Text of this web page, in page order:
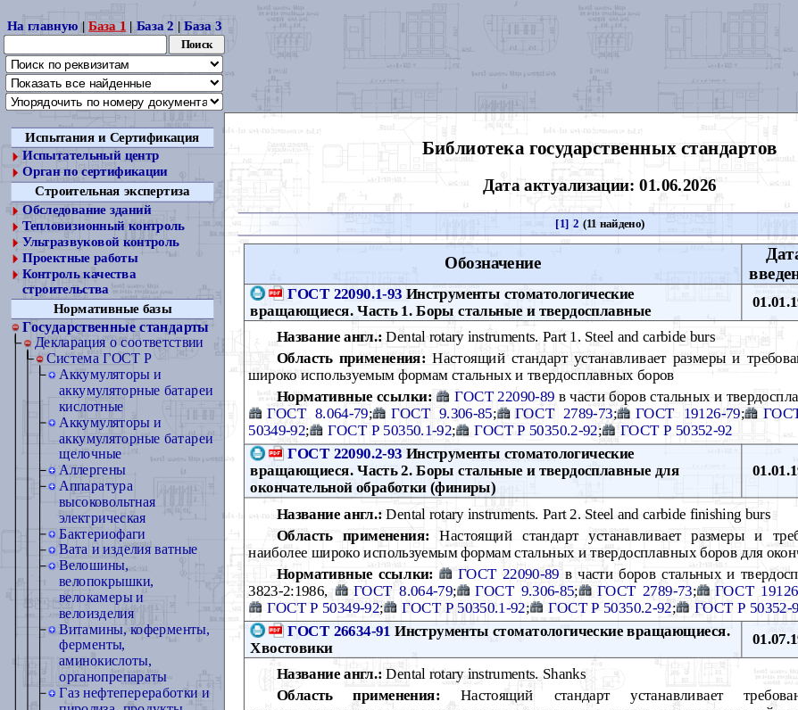
На главную |База 1 | База 2 |База 3
Испытания и Сертификация
Испытательный центр
Орган по сертификации
Строительная экспертиза
Обследование зданий
Тепловизионный контроль
Ультразвуковой контроль
Проектные работы
Контроль качества
строительства
Нормативные базы
Государственные стандарты
Декларация о соответствии
Cистема ГОСТ Р
Аккумуляторы и
аккумуляторные батареи
кислотные
Аккумуляторы и
аккумуляторные батареи
щелочные
Аллергены
Аппаратура
высоковольтная
электрическая
Бактериофаги
Вата и изделия ватные
Велошины,
велопокрышки,
велокамеры и
велоизделия
Витамины, коферменты,
ферменты,
аминокислоты,
органопрепараты
Газ нефтепереработки и
Библиотека государственных стандартов
Дата актуализации: 01.06.2026
[1] 2 (11 найдено)
Обозначение
ГОСТ 22090.1-93 Инструменты стоматологические
вращающиеся. Часть 1. Боры стальные и твердосплавные
Название англ.: Dental rotary instruments. Part 1. Steel and carbide burs
Область применения: Настоящий стандарт устанавливает размеры и
широко используемым формам стальных и твердосплавных боров
Нормативные ссылки:
ГОСТ 22090-89 в части боров стальных и
ГОСТ 8.064-79; ГОСТ 9.306-85; ГОСТ 2789-73; ГОСТ 19126-79;
50349-92; ГОСТ Р 50350.1-92; ГОСТ Р 50350.2-92;
ГОСТ Р 50352-92
ГОСТ 22090.2-93 Инструменты стоматологические
вращающиеся. Часть 2. Боры стальные и твердосплавные для
окончательной обработки (финиры)
Название англ.:Dental rotary instruments. Part 2. Steel and carbide finishing burs
Область применения: Настоящий стандарт устанавливает размеры и
наиболее широко используемым формам стальных и твердосплавных боров для
Нормативные ссылки:
ГОСТ 22090-89в части боров стальных и
3823-2:1986,
ГОСТ 8.064-79; ГОСТ 9.306-85; ГОСТ 2789-73; ГОСТ
ГОСТ Р 50349-92; ГОСТ Р 50350.1-92; ГОСТ Р 50350.2-92; ГОСТ Р 50352-
ГОСТ 26634-91 Инструменты стоматологические вращающиеся.
Хвостовики
Название англ.: Dental rotary instruments. Shanks
Область применения: Настоящий стандарт устанавливает